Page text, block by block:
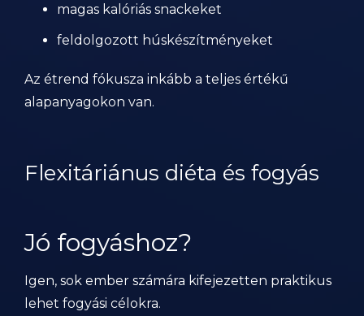
magas kalóriás snackeket
feldolgozott húskészítményeket
Az étrend fókusza inkább a teljes értékű
alapanyagokon van.
Flexitáriánus diéta és fogyás
Jó fogyáshoz?
Igen, sok ember számára kifejezetten praktikus
lehet fogyási célokra.